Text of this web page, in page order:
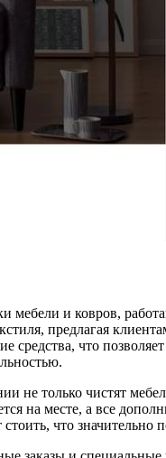
и ковров,
предлагая
что
только чистят
на месте, а все
что